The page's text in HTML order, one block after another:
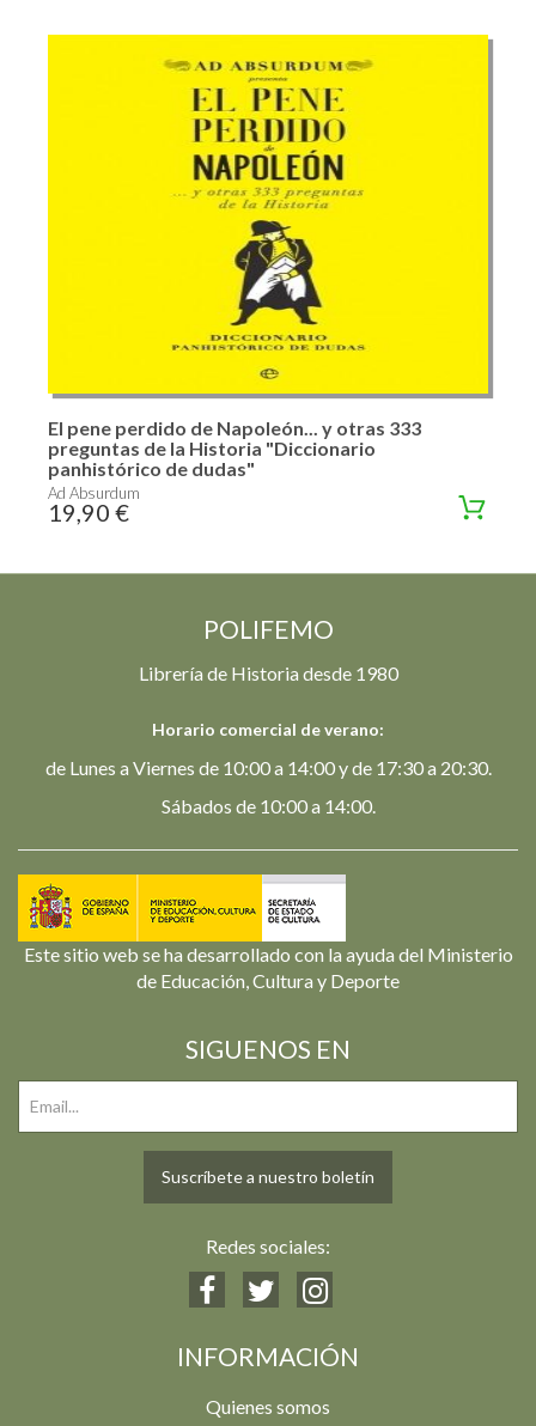
El pene perdido de Napoleón... y otras 333
preguntas de la Historia "Diccionario
panhistórico de dudas"
Ad Absurdum
19,90 €
POLIFEMO
Librería de Historia desde 1980
Horario comercial de verano:
de Lunes a Viernes de 10:00 a 14:00 y de 17:30 a 20:30.
Sábados de 10:00 a 14:00.
Este sitio web se ha desarrollado con la ayuda del Ministerio
de Educación, Cultura y Deporte
SIGUENOS EN
Suscríbete a nuestro boletín
Redes sociales:
INFORMACIÓN
Quienes somos